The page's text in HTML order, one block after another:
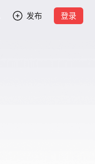
发布 登录